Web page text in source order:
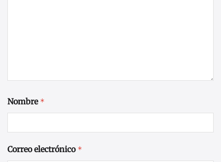
Nombre *
Correo electrónico *